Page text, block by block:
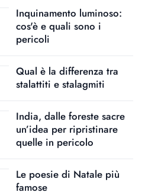
Inquinamento luminoso:
cos'è e quali sono i
pericoli
Qual è la differenza tra
stalattiti e stalagmiti
India, dalle foreste sacre
un’idea per ripristinare
quelle in pericolo
Le poesie di Natale più
famose